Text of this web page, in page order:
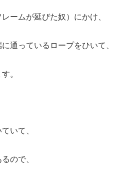
ームが延びた奴）にかけ、
通っているロープをひいて、
。
いて、
ので、